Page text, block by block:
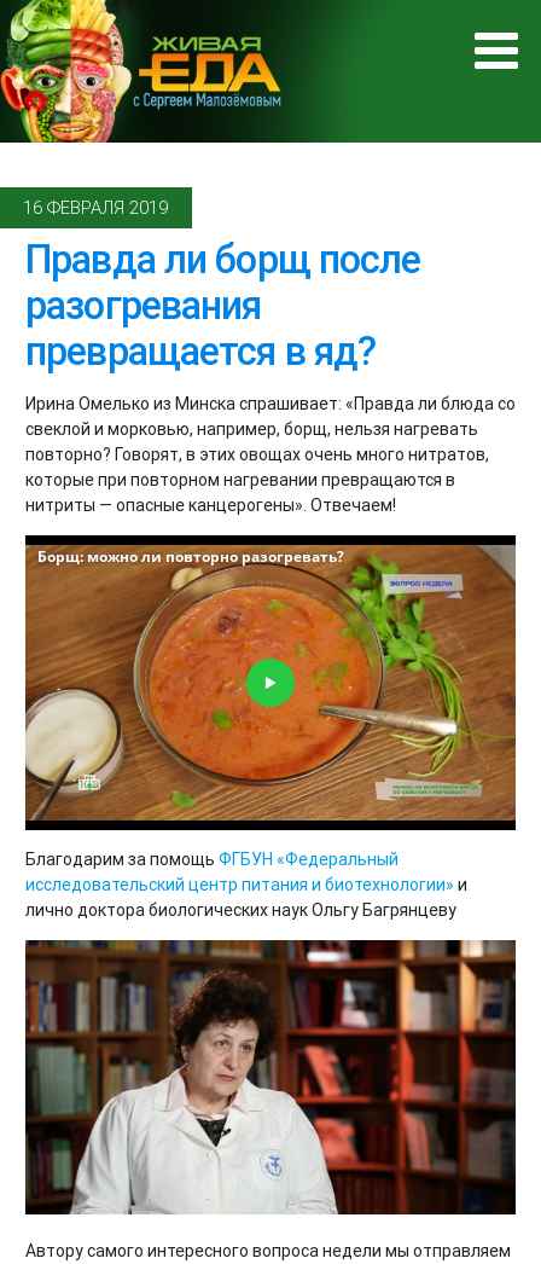
16 ФЕВРАЛЯ 2019
Правда ли борщ после
разогревания
превращается в яд?
Ирина Омелько из Минска спрашивает: «Правда ли блюда со
свеклой и морковью, например, борщ, нельзя нагревать
повторно? Говорят, в этих овощах очень много нитратов,
которые при повторном нагревании превращаются в
нитриты — опасные канцерогены». Отвечаем!
Благодарим за помощь ФГБУН «Федеральный
исследовательский центр питания и биотехнологии» и
лично доктора биологических наук Ольгу Багрянцеву
Автору самого интересного вопроса недели мы отправляем